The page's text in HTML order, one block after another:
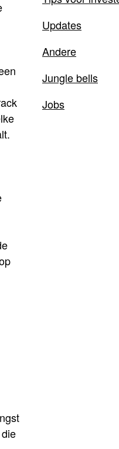
Updates
Andere
Jungle bells
Jobs